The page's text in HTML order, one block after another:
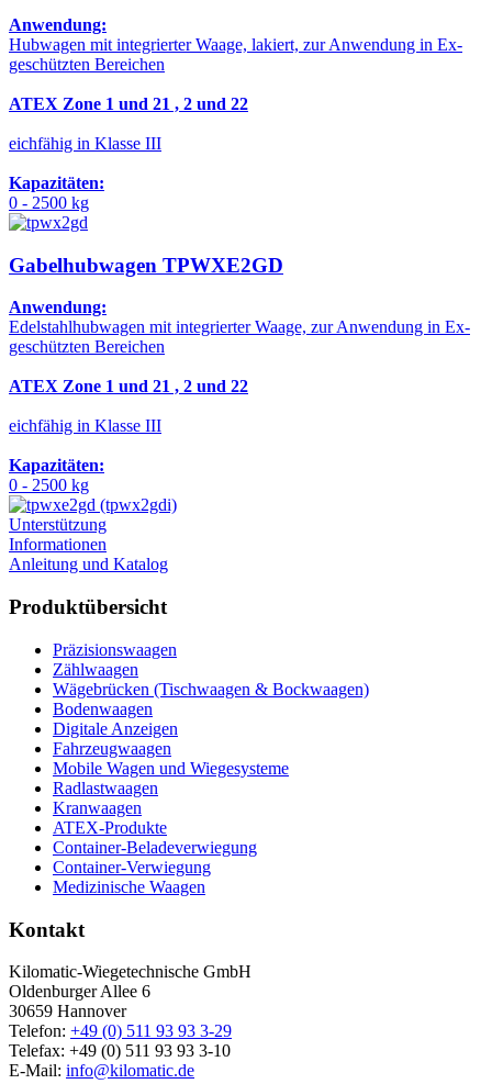
Anwendung:
Hubwagen mit integrierter Waage, lakiert, zur Anwendung in Ex-
geschützten Bereichen
ATEX Zone 1 und 21 , 2 und 22
eichfähig in Klasse III
Kapazitäten:
0 - 2500 kg
Gabelhubwagen TPWXE2GD
Anwendung:
Edelstahlhubwagen mit integrierter Waage, zur Anwendung in Ex-
geschützten Bereichen
ATEX Zone 1 und 21 , 2 und 22
eichfähig in Klasse III
Kapazitäten:
0 - 2500 kg
Unterstützung
Informationen
Anleitung und Katalog
Produktübersicht
Präzisionswaagen
Zählwaagen
Wägebrücken (Tischwaagen & Bockwaagen)
Bodenwaagen
Digitale Anzeigen
Fahrzeugwaagen
Mobile Wagen und Wiegesysteme
Radlastwaagen
Kranwaagen
ATEX-Produkte
Container-Beladeverwiegung
Container-Verwiegung
Medizinische Waagen
Kontakt
Kilomatic-Wiegetechnische GmbH
Oldenburger Allee 6
30659 Hannover
Telefon: +49 (0) 511 93 93 3-29
Telefax: +49 (0) 511 93 93 3-10
E-Mail: info@kilomatic.de